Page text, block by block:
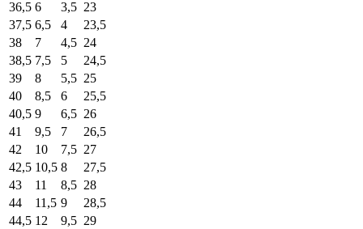
36,5 6 3,5 23
37,5 6,5 4
23,5
38
7 4,5 24
38,5 7,5 5
24,5
39
8 5,5 25
40
8,5 6
25,5
40,5 9 6,5 26
41
9,5 7
26,5
42
10 7,5 27
42,5 10,5 8
27,5
43
11 8,5 28
44
11,5 9
28,5
44,5 12 9,5 29